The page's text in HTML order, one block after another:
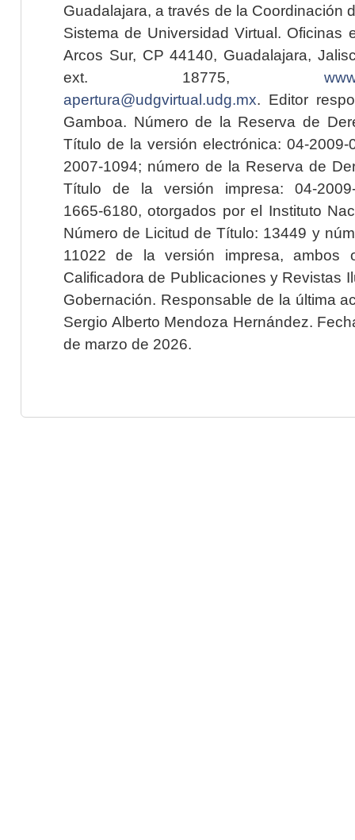
Guadalajara, a través de la Coordinación
Sistema de Universidad Virtual. Oficinas
Arcos Sur, CP 44140, Guadalajara,
ext. 18775,
apertura@udgvirtual.udg.mx. Editor
Gamboa. Número de la Reserva de
Título de la versión electrónica: 04-2009-
2007-1094; número de la Reserva de
Título de la versión impresa: 04-2009-
1665-6180, otorgados por el Instituto
Número de Licitud de Título: 13449 y
11022 de la versión impresa, ambos
Calificadora de Publicaciones y Revistas
Gobernación. Responsable de la última
Sergio Alberto Mendoza Hernández.
de marzo de 2026.